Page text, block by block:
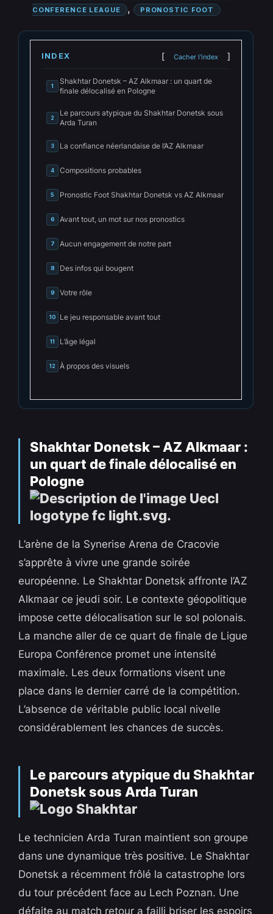
CONFERENCE LEAGUE
, PRONOSTIC FOOT
INDEX Cacher l'index
1
Shakhtar Donetsk – AZ Alkmaar : un quart de
finale délocalisé en Pologne
2
Le parcours atypique du Shakhtar Donetsk sous
Arda Turan
3 La confiance néerlandaise de l’AZ Alkmaar
4 Compositions probables
5 Pronostic Foot Shakhtar Donetsk vs AZ Alkmaar
6 Avant tout, un mot sur nos pronostics
7 Aucun engagement de notre part
8 Des infos qui bougent
9 Votre rôle
10 Le jeu responsable avant tout
11 L’âge légal
12 À propos des visuels
Shakhtar Donetsk – AZ Alkmaar :
un quart de finale délocalisé en
Pologne
L’arène de la Synerise Arena de Cracovie
s’apprête à vivre une grande soirée
européenne. Le Shakhtar Donetsk affronte l’AZ
Alkmaar ce jeudi soir. Le contexte géopolitique
impose cette délocalisation sur le sol polonais.
La manche aller de ce quart de finale de Ligue
Europa Conférence promet une intensité
maximale. Les deux formations visent une
place dans le dernier carré de la compétition.
L’absence de véritable public local nivelle
considérablement les chances de succès.
Le parcours atypique du Shakhtar
Donetsk sous Arda Turan
Le technicien Arda Turan maintient son groupe
dans une dynamique très positive. Le Shakhtar
Donetsk a récemment frôlé la catastrophe lors
du tour précédent face au Lech Poznan. Une
défaite au match retour a failli briser les espoirs